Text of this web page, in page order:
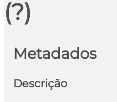
(?)
Metadados
Descrição